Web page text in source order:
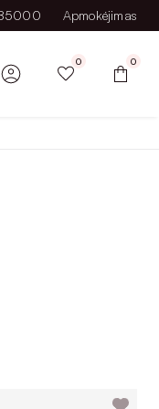
Apmokėjimas
0 0
iš mūsų